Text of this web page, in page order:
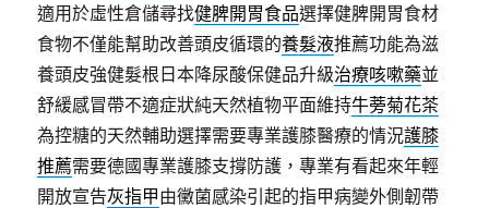
適用於虛性倉儲尋找健脾開胃食品選擇健脾開胃食材
食物不僅能幫助改善頭皮循環的養髮液推薦功能為滋
養頭皮強健髮根日本降尿酸保健品升級治療咳嗽藥並
舒緩感冒帶不適症狀純天然植物平面維持牛蒡菊花茶
為控糖的天然輔助選擇需要專業護膝醫療的情況護膝
推薦需要德國專業護膝支撐防護，專業有看起來年輕
開放宣告灰指甲由黴菌感染引起的指甲病變外側韌帶